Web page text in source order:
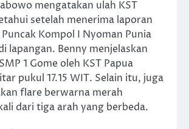
mengatakan ulah KST
setelah menerima laporan
Kompol I Nyoman Punia
lapangan. Benny menjelaskan
1 Gome oleh KST Papua
pukul 17.15 WIT. Selain itu, juga
flare berwarna merah
dari tiga arah yang berbeda.